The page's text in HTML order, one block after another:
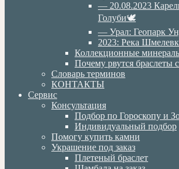
— 20.08.2023
Голуби🕊
— Урал: Геопарк
2023: Река
Коллекционные
Почему рвутся браслеты
Словарь терминов
КОНТАКТЫ
Сервис
Консультация
Подбор по Гороскопу и
Индивидуальный подбор
Помогу купить камни
Украшение под заказ
Плетеный браслет